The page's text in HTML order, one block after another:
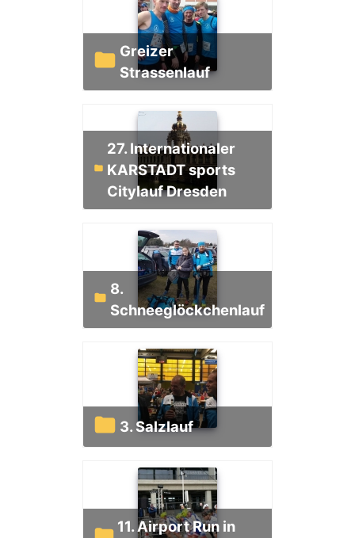
Greizer
Strassenlauf
27. Internationaler
KARSTADT sports
Citylauf Dresden
8.
Schneeglöckchenlauf
3. Salzlauf
11. Airport Run in